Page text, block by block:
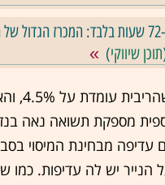
מאות דירות ב-72 שעות בלבד: המכרז
תוכן שיווקי)
נכון
מספקת תשואה נאה
עדיפה מבחינת המיסוי
הנייר יש לה עדיפות. כמו